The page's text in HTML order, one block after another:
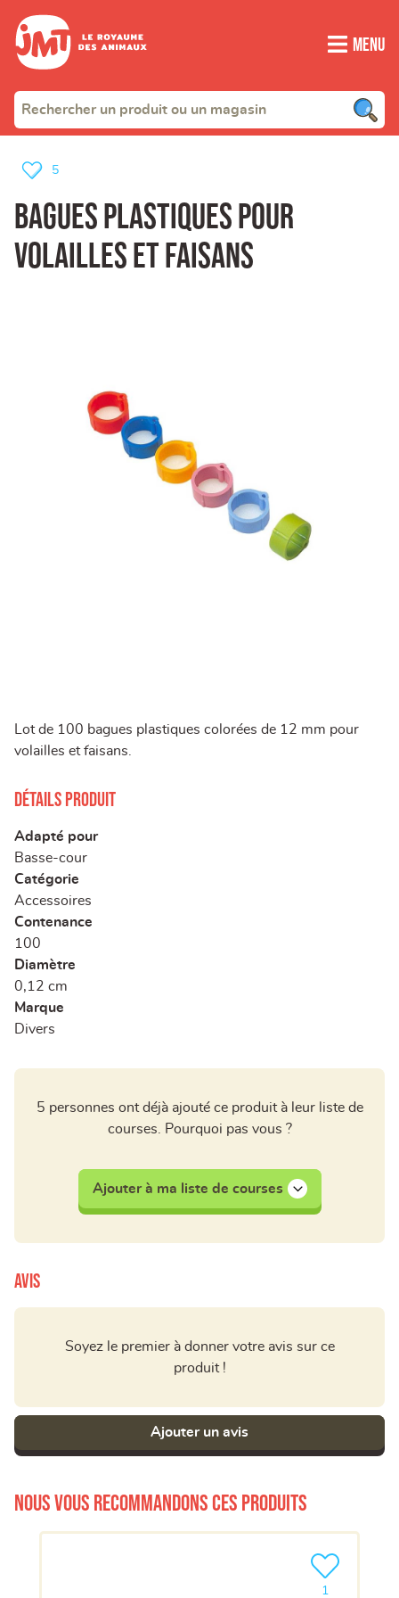
Menu
Bagues plastiques pour
volailles et faisans
5
Lot de 100 bagues plastiques colorées de 12 mm pour
volailles et faisans.
Détails produit
Adapté pour
Basse-cour
Catégorie
Accessoires
Contenance
100
Diamètre
0,12 cm
Marque
Divers
5 personnes ont déjà ajouté ce produit à leur liste de
courses. Pourquoi pas vous ?
Ajouter à ma liste de courses
Avis
Soyez le premier à donner votre avis sur ce
produit !
Ajouter un avis
Nous vous recommandons ces produits
1
Ajouter le